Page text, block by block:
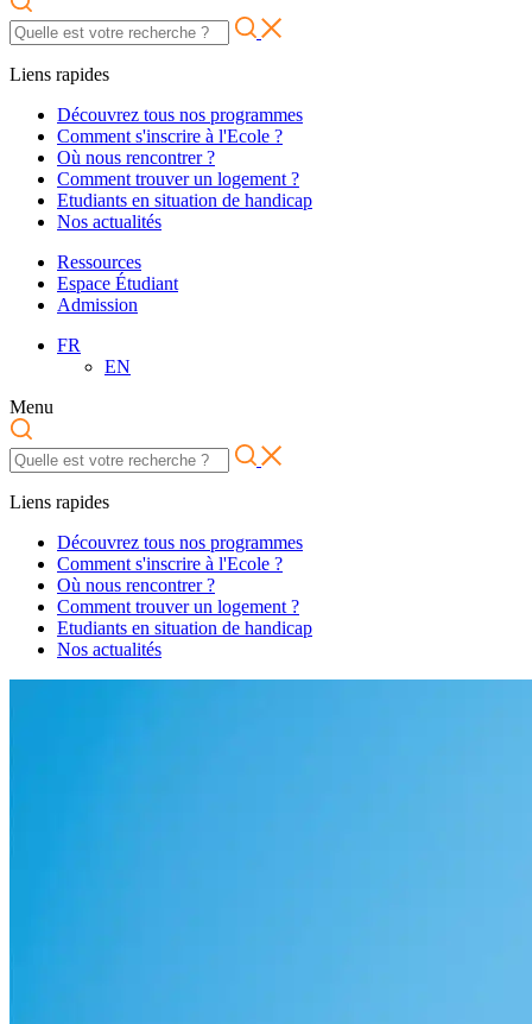
Liens rapides
Découvrez tous nos programmes
Comment s'inscrire à l'Ecole ?
Où nous rencontrer ?
Comment trouver un logement ?
Etudiants en situation de handicap
Nos actualités
Ressources
Espace Étudiant
Admission
FR
EN
Menu
Liens rapides
Découvrez tous nos programmes
Comment s'inscrire à l'Ecole ?
Où nous rencontrer ?
Comment trouver un logement ?
Etudiants en situation de handicap
Nos actualités